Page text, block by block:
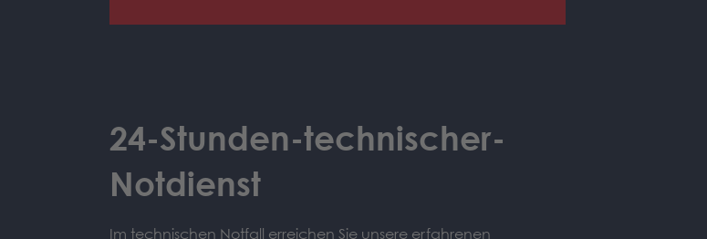
24-Stunden-technischer-
Notdienst
Im technischen Notfall erreichen Sie unsere erfahrenen